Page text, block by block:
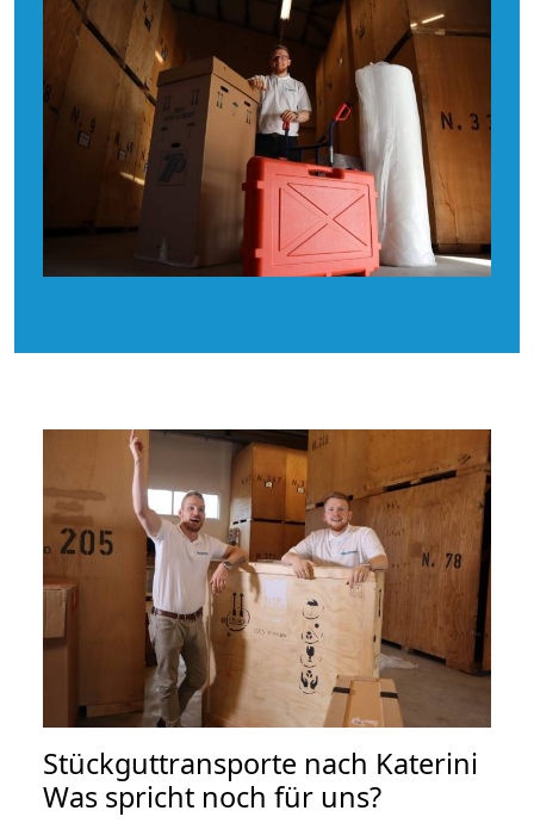
Stückguttransporte nach Katerini
Was spricht noch für uns?